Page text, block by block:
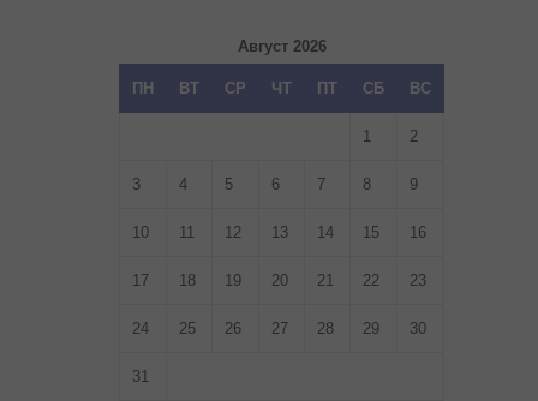
Август 2026
ПН ВТ СР ЧТ ПТ СБ ВС
1 2
3 4 5 6 7 8 9
10 11 12 13 14 15 16
17 18 19 20 21 22 23
24 25 26 27 28 29 30
31